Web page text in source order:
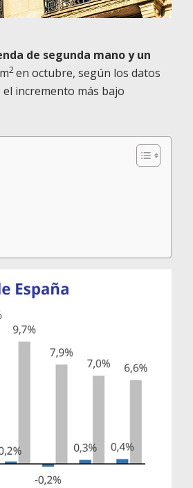
de segunda mano y un
2en octubre, según los datos
incremento más bajo